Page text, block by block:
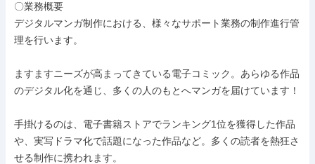
〇業務概要
デジタルマンガ制作における、様々なサポート業務の制作進行管
理を行います。
ますますニーズが高まってきている電子コミック。あらゆる作品
のデジタル化を通じ、多くの人のもとへマンガを届けています！
手掛けるのは、電子書籍ストアでランキング1位を獲得した作品
や、実写ドラマ化で話題になった作品など。多くの読者を熱狂さ
せる制作に携われます。